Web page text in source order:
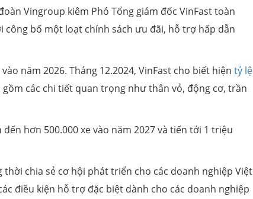
Vingroup kiêm Phó Tổng giám đốc VinFast toàn
công bố một loạt chính sách ưu đãi, hỗ trợ hấp dẫn
năm 2026. Tháng 12.2024, VinFast cho biết hiện tỷ lệ
gồm các chi tiết quan trọng như thân vỏ, động cơ, trần
hơn 500.000 xe vào năm 2027 và tiến tới 1 triệu
chia sẻ cơ hội phát triển cho các doanh nghiệp Việt
điều kiện hỗ trợ đặc biệt dành cho các doanh nghiệp